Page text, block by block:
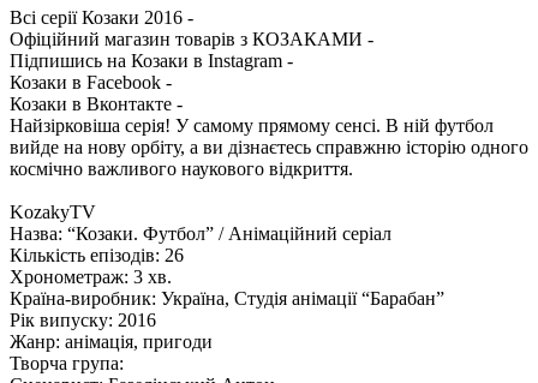
Всі серії Козаки 2016 -
Офіційний магазин товарів з КОЗАКАМИ -
Підпишись на Козаки в Instagram -
Козаки в Facebook -
Козаки в Вконтакте -
Найзірковіша серія! У самому прямому сенсі. В ній футбол
вийде на нову орбіту, а ви дізнаєтесь справжню історію одного
космічно важливого наукового відкриття.
KozakyTV
Назва: “Козаки. Футбол” / Анімаційний серіал
Кількість епізодів: 26
Хронометраж: 3 хв.
Країна-виробник: Україна, Студія анімації “Барабан”
Рік випуску: 2016
Жанр: анімація, пригоди
Творча група: